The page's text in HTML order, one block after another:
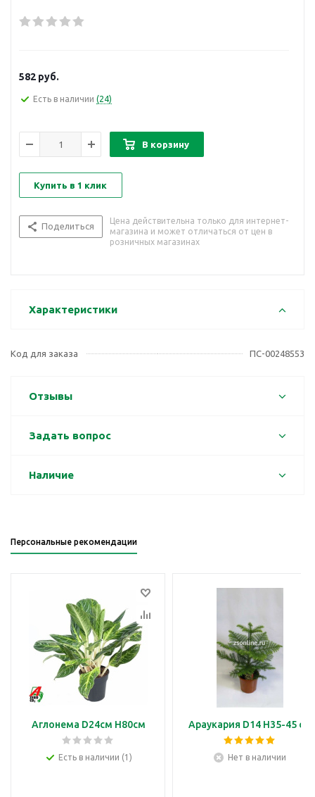
582 руб.
Есть в наличии (24)
В корзину
Купить в 1 клик
Поделиться
Цена действительна только для интернет-
магазина и может отличаться от цен в
розничных магазинах
Характеристики
Код для заказа ПС-00248553
Отзывы
Задать вопрос
Наличие
Персональные рекомендации
Аглонема D24см H80см
Есть в наличии (1)
Араукария D14 H35-45 см
Нет в наличии